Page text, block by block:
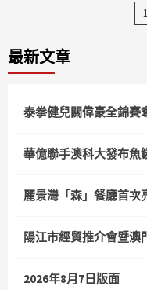
文
1
最新文章
泰拳健兒關偉豪全錦賽
華億聯手澳科大發布魚
麗景灣「森」餐廳首次
陽江市經貿推介會暨澳
2026年8月7日版面